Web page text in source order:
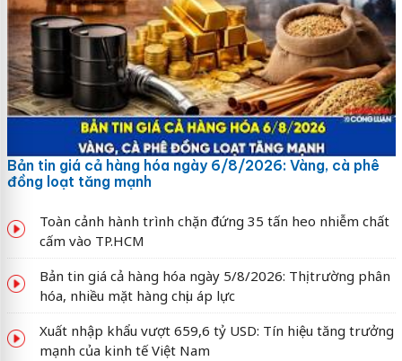
Bản tin giá cả hàng hóa ngày 6/8/2026: Vàng, cà phê
đồng loạt tăng mạnh
Toàn cảnh hành trình chặn đứng 35 tấn heo nhiễm chất
cấm vào TP.HCM
Bản tin giá cả hàng hóa ngày 5/8/2026: Thị trường phân
hóa, nhiều mặt hàng chịu áp lực
Xuất nhập khẩu vượt 659,6 tỷ USD: Tín hiệu tăng trưởng
mạnh của kinh tế Việt Nam